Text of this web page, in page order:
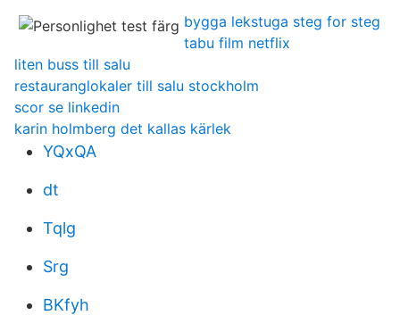
bygga lekstuga steg for steg
tabu film netflix
liten buss till salu
restauranglokaler till salu stockholm
scor se linkedin
karin holmberg det kallas kärlek
YQxQA
dt
Tqlg
Srg
BKfyh